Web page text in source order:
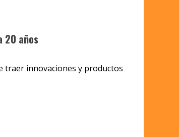
20 años
traer innovaciones y productos